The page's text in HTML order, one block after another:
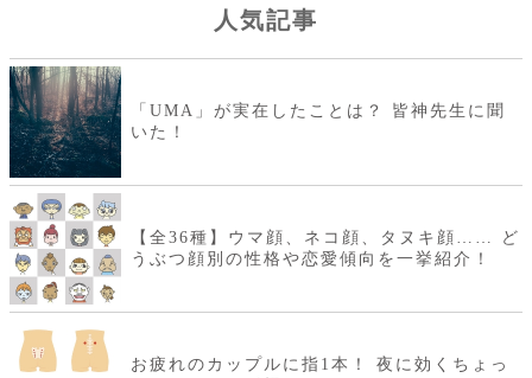
人気記事
「UMA」が実在したことは？ 皆神先生に聞
いた！
【全36種】ウマ顔、ネコ顔、タヌキ顔…… ど
うぶつ顔別の性格や恋愛傾向を一挙紹介！
お疲れのカップルに指1本！ 夜に効くちょっ